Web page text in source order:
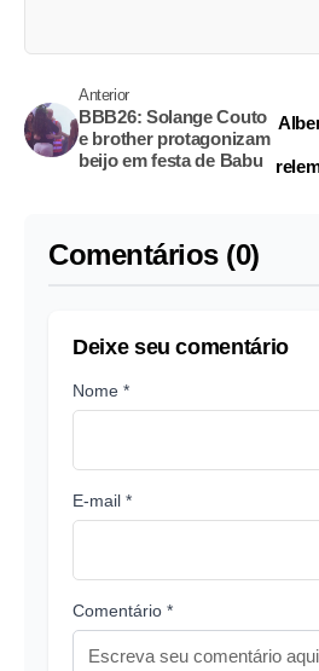
Anterior
BBB26: Solange Couto
e brother protagonizam
beijo em festa de Babu
Comentários (0)
Deixe seu comentário
Nome *
E-mail *
Comentário *